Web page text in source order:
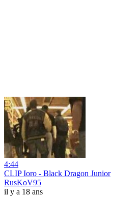
4:44
CLIP Ioro - Black Dragon Junior
RusKoV95
il y a 18 ans